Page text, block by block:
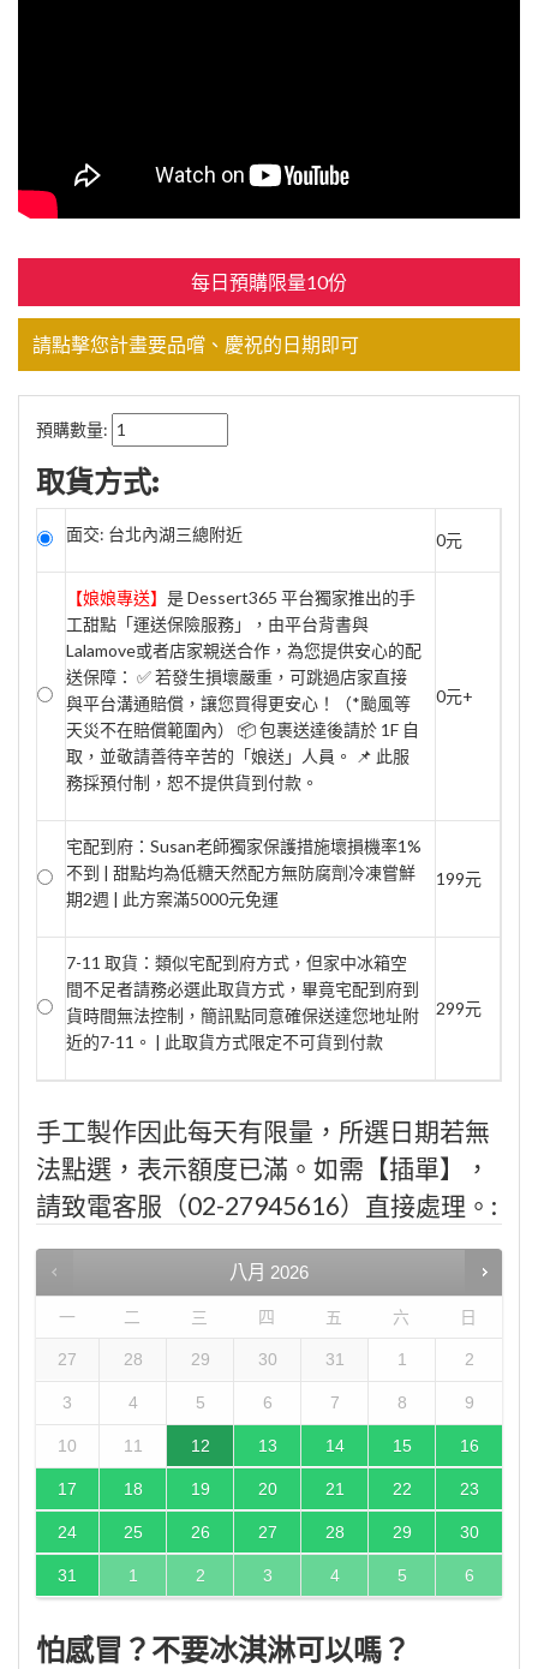
每日預購限量10份
請點擊您計畫要品嚐、慶祝的日期即可
預購數量:
取貨方式:
面交: 台北內湖三總附近 0元
【娘娘專送】 是 Dessert365 平台獨家推出的手
工甜點「運送保險服務」，由平台背書與
Lalamove或者店家親送合作，為您提供安心的配
送保障： ✅ 若發生損壞嚴重，可跳過店家直接
與平台溝通賠償，讓您買得更安心！（*颱風等
天災不在賠償範圍內） 📦 包裹送達後請於 1F 自
取，並敬請善待辛苦的「娘送」人員。 📌 此服
務採預付制，恕不提供貨到付款。
0元+
宅配到府：Susan老師獨家保護措施壞損機率1%
不到 | 甜點均為低糖天然配方無防腐劑冷凍嘗鮮
期2週 | 此方案滿5000元免運
199元
7-11 取貨：類似宅配到府方式，但家中冰箱空
間不足者請務必選此取貨方式，畢竟宅配到府到
貨時間無法控制，簡訊點同意確保送達您地址附
近的7-11。 | 此取貨方式限定不可貨到付款
299元
手工製作因此每天有限量，所選日期若無
法點選，表示額度已滿。如需【插單】，
請致電客服（02-27945616）直接處理。:
八月 2026
一 二 三 四 五 六 日
27 28 29 30 31 1 2
3 4 5 6 7 8 9
10 11 12 13 14 15 16
17 18 19 20 21 22 23
24 25 26 27 28 29 30
31 1 2 3 4 5 6
怕感冒？不要冰淇淋可以嗎？